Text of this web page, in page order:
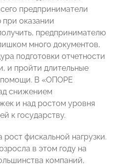
предприниматели
оказании
предпринимателю
много документов,
подготовки отчетности
и пройти длительные
В «ОПОРЕ
снижением
и над ростом уровня
к государству.
фискальной нагрузки.
в этом году на
компаний,